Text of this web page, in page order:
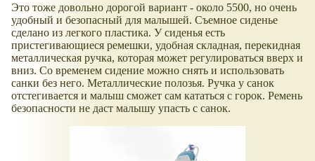
Это тоже довольно дорогой вариант - около 5500, но очень
удобный и безопасный для малышей. Съемное сиденье
сделано из легкого пластика. У сиденья есть
пристегивающиеся ремешки, удобная складная, перекидная
металлическая ручка, которая может регулироваться вверх и
вниз. Со временем сидение можно снять и использовать
санки без него. Металлические полозья. Ручка у санок
отстегивается и малыш сможет сам кататься с горок. Ремень
безопасности не даст малышу упасть с санок.